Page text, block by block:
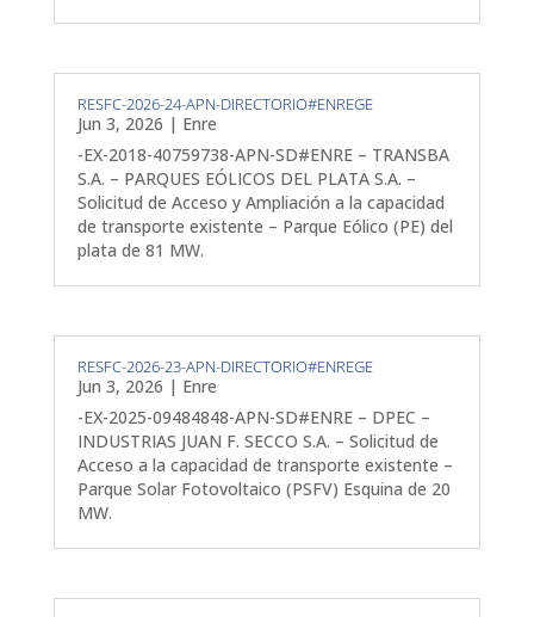
RESFC-2026-24-APN-DIRECTORIO#ENREGE
Jun 3, 2026 | Enre
-EX-2018-40759738-APN-SD#ENRE – TRANSBA
S.A. – PARQUES EÓLICOS DEL PLATA S.A. –
Solicitud de Acceso y Ampliación a la capacidad
de transporte existente – Parque Eólico (PE) del
plata de 81 MW.
RESFC-2026-23-APN-DIRECTORIO#ENREGE
Jun 3, 2026 | Enre
-EX-2025-09484848-APN-SD#ENRE – DPEC –
INDUSTRIAS JUAN F. SECCO S.A. – Solicitud de
Acceso a la capacidad de transporte existente –
Parque Solar Fotovoltaico (PSFV) Esquina de 20
MW.